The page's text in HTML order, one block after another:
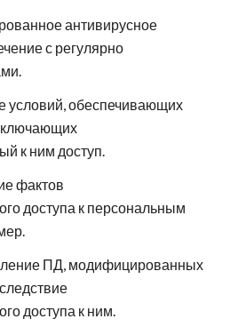
антивирусное
с регулярно
условий, обеспечивающих
к ним доступ.
фактов
доступа к персональным
ПД, модифицированных
доступа к ним.